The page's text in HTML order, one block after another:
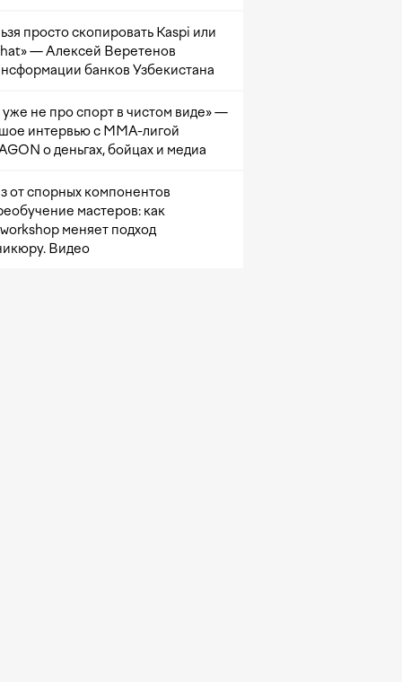
просто скопировать Kaspi или
— Алексей Веретенов
банков Узбекистана
не про спорт в чистом виде» —
интервью с ММА-лигой
о деньгах, бойцах и медиа
от спорных компонентов
мастеров: как
меняет подход
Видео